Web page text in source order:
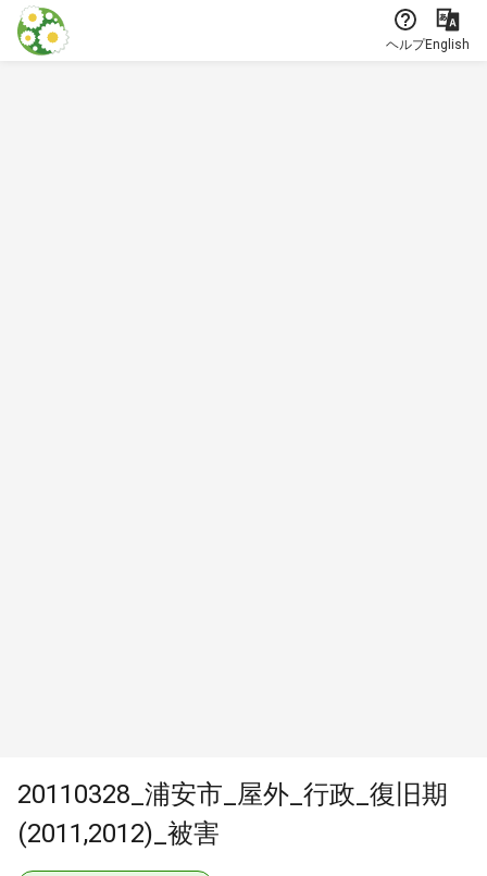
本文に飛ぶ
ヘルプEnglish
20110328_浦安市_屋外_行政_復旧期
(2011,2012)_被害